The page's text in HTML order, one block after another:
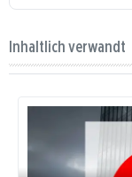
Inhaltlich verwandt